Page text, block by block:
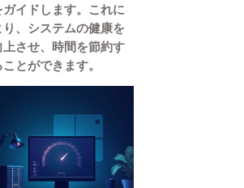
ガイドします。これに
り、システムの健康を
上させ、時間を節約す
とができます。